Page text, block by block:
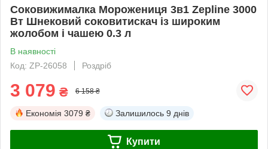
Соковижималка Морожениця 3в1 Zepline 3000
Вт Шнековий соковитискач із широким
жолобом і чашею 0.3 л
В наявності
Код: ZP-26058
Роздріб
3 079 ₴ 6 158 ₴
Економія 3079 ₴ Залишилось 9 днів
Купити